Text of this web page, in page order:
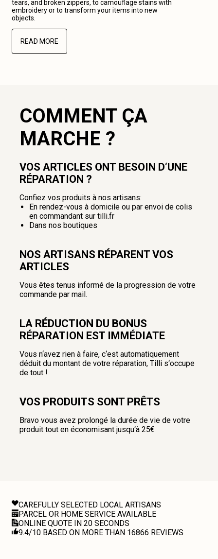
tears, and broken zippers, to camouflage stains with
embroidery or to transform your items into new
objects.
READ MORE
COMMENT ÇA
MARCHE ?
VOS ARTICLES ONT BESOIN D‘UNE
RÉPARATION ?
Confiez vos produits à nos artisans:
En rendez-vous à domicile ou par envoi de colis
en commandant sur tilli.fr
Dans nos boutiques
NOS ARTISANS RÉPARENT VOS
ARTICLES
Vous êtes tenus informé de la progression de votre
commande par mail.
LA RÉDUCTION DU BONUS
RÉPARATION EST IMMÉDIATE
Vous n‘avez rien à faire, c‘est automatiquement
déduit du montant de votre réparation, Tilli s‘occupe
de tout !
VOS PRODUITS SONT PRÊTS
Bravo vous avez prolongé la durée de vie de votre
produit tout en économisant jusqu‘à 25€
CAREFULLY SELECTED LOCAL ARTISANS
PARCEL OR HOME SERVICE AVAILABLE
ONLINE QUOTE IN 20 SECONDS
9.4/10 BASED ON MORE THAN 16866 REVIEWS